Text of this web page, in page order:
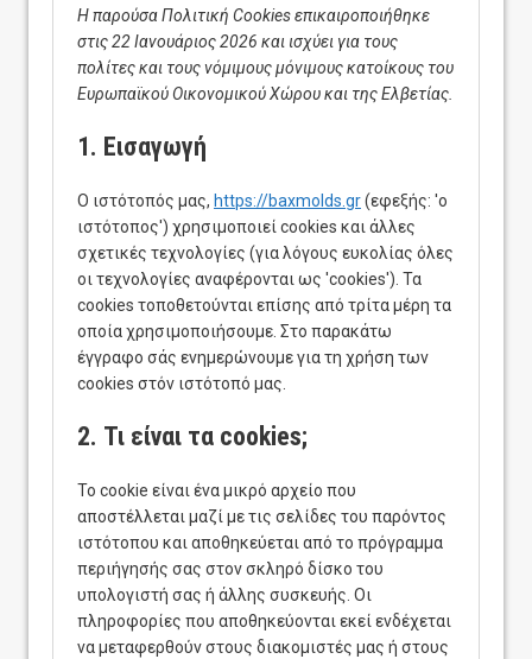
Η παρούσα Πολιτική Cookies επικαιροποιήθηκε
στις 22 Ιανουάριος 2026 και ισχύει για τους
πολίτες και τους νόμιμους μόνιμους κατοίκους του
Ευρωπαϊκού Οικονομικού Χώρου και της Ελβετίας.
1. Εισαγωγή
Ο ιστότοπός μας, https://baxmolds.gr(εφεξής: 'ο
ιστότοπος') χρησιμοποιεί cookies και άλλες
σχετικές τεχνολογίες (για λόγους ευκολίας όλες
οι τεχνολογίες αναφέρονται ως 'cookies'). Τα
cookies τοποθετούνται επίσης από τρίτα μέρη τα
οποία χρησιμοποιήσουμε. Στο παρακάτω
έγγραφο σάς ενημερώνουμε για τη χρήση των
cookies στόν ιστότοπό μας.
2. Τι είναι τα cookies;
Το cookie είναι ένα μικρό αρχείο που
αποστέλλεται μαζί με τις σελίδες του παρόντος
ιστότοπου και αποθηκεύεται από το πρόγραμμα
περιήγησής σας στον σκληρό δίσκο του
υπολογιστή σας ή άλλης συσκευής. Οι
πληροφορίες που αποθηκεύονται εκεί ενδέχεται
να μεταφερθούν στους διακομιστές μας ή στους